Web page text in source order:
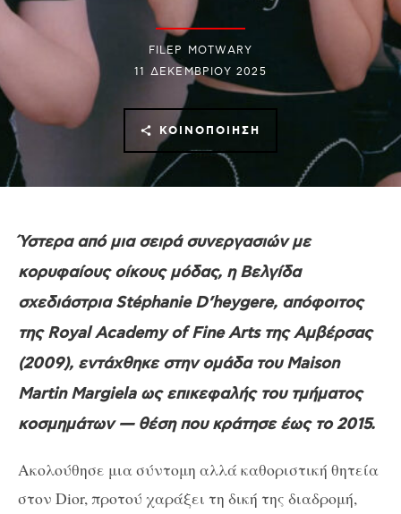
FILEP MOTWARY
11 ΔΕΚΕΜΒΡΊΟΥ 2025
ΚΟΙΝΟΠΟΊΗΣΗ
Ύστερα από μια σειρά συνεργασιών με
κορυφαίους οίκους μόδας, η Βελγίδα
σχεδιάστρια Stéphanie D’heygere, απόφοιτος
της Royal Academy of Fine Arts της Αμβέρσας
(2009), εντάχθηκε στην ομάδα του Maison
Martin Margiela ως επικεφαλής του τμήματος
κοσμημάτων — θέση που κράτησε έως το 2015.
Ακολούθησε μια σύντομη αλλά καθοριστική θητεία
στον Dior, προτού χαράξει τη δική της διαδρομή,